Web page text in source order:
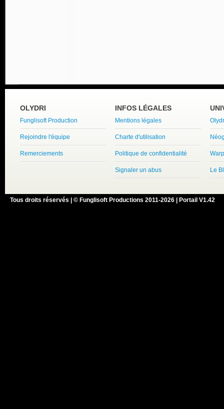
OLYDRI
Funglisoft Production
Rejoindre l'équipe
Remerciements
INFOS LÉGALES
Mentions légales
Charte d'utilisation
Politique de confidentialité
Signaler un abus Le
Tous droits réservés | © Funglisoft Productions 2011-2026 | Portail V1.42